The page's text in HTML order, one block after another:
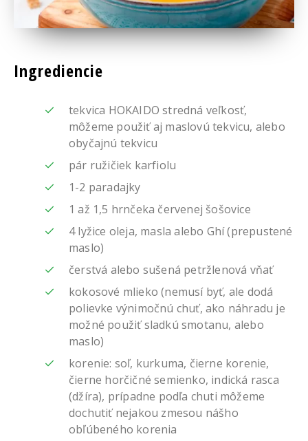
Ingrediencie
tekvica HOKAIDO stredná veľkosť,
môžeme použiť aj maslovú tekvicu, alebo
obyčajnú tekvicu
pár ružičiek karfiolu
1-2 paradajky
1 až 1,5 hrnčeka červenej šošovice
4 lyžice oleja, masla alebo Ghí (prepustené
maslo)
čerstvá alebo sušená petržlenová vňať
kokosové mlieko (nemusí byť, ale dodá
polievke výnimočnú chuť, ako náhradu je
možné použiť sladkú smotanu, alebo
maslo)
korenie: soľ, kurkuma, čierne korenie,
čierne horčičné semienko, indická rasca
(džíra), prípadne podľa chuti môžeme
dochutiť nejakou zmesou nášho
obľúbeného korenia